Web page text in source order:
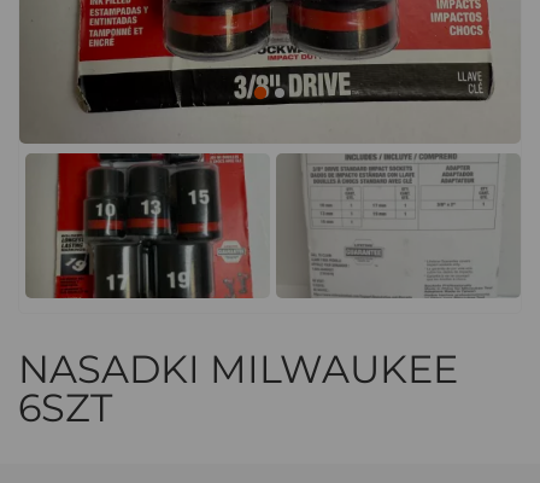
NASADKI MILWAUKEE
6SZT